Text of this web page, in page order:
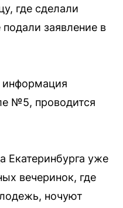
где сделали
заявление в
№5, проводится
Екатеринбурга уже
вечеринок, где
ночуют